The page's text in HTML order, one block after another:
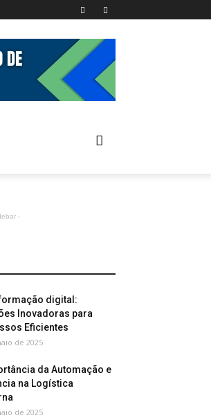
-
digital:
Inovadoras para
Eficientes
de 2025
da Automação e
na Logística
de 2025